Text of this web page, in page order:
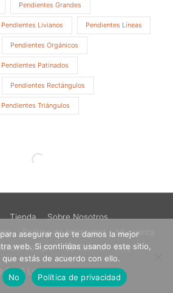
Pendientes Grandes
Pendientes Livianos Pendientes Líneas
Pendientes Orgánicos
Pendientes Patinados
Pendientes Rectángulos
Pendientes Triángulos
Tienda
Sobre Nosotros
Política de privacidad
Mi cuenta
compra Carrito Etsy
2026 Los Sueños de Catalina
asegurar que te damos la mejor
web. Si continúas usando este sitio,
que estás de acuerdo con ello.
No Política de privacidad